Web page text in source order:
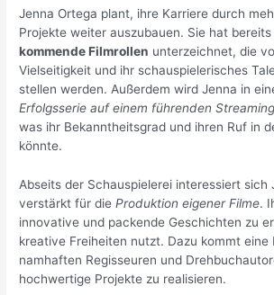
Jenna Ortega plant, ihre Karriere durch
Projekte weiter auszubauen. Sie hat
kommende Filmrollen unterzeichnet, die
Vielseitigkeit und ihr schauspielerisches
stellen werden. Außerdem wird Jenna in
Erfolgsserie auf einem führenden
was ihr Bekanntheitsgrad und ihren Ruf in
könnte.
Abseits der Schauspielerei interessiert sich
verstärkt für dieProduktion eigener Filme.
innovative und packende Geschichten zu
kreative Freiheiten nutzt. Dazu kommt eine
namhaften Regisseuren und
hochwertige Projekte zu realisieren.